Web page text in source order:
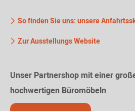
So finden Sie uns: unsere
Zur Ausstellungs Website
Unser Partnershop mit einer
hochwertigen Büromöbeln